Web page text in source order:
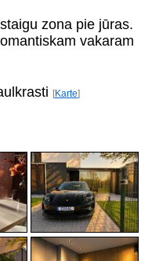
zona pie jūras.
vakaram
[Karte]